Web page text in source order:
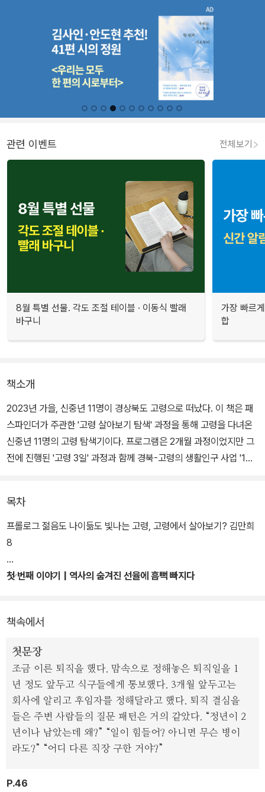
관련 이벤트 전체보기
8월 특별 선물. 각도 조절 테이블 · 이동식 빨래
바구니
가장 빠르
합
책소개
2023년 가을, 신중년 11명이 경상북도 고령으로 떠났다. 이 책은 패
스파인더가 주관한 '고령 살아보기 탐색' 과정을 통해 고령을 다녀온
신중년 11명의 고령 탐색기이다. 프로그램은 2개월 과정이었지만 그
전에 진행된 '고령 3일' 과정과 함께 경북-고령의 생활인구 사업 '1시
11인의 신중년들은 고령의 역사와 문화 예술, 지역 비즈니스, 귀농과
귀촌, 마을 기업과 사회적 경제 등 네 가지 주제로 나눠 일과 활동을
탐색하고 사람들을 만났다. 개실마을 점필재 김종직 선생의 종택을
가고 있는 청년, 시골에서 작은 영화관을 만들어가는 영화인 등 다양
고령을 찾은 신중년들은 단순한 여행이나 관광을 넘어 지역과 인연을
지향한다. 또한 신중년들이 가진 전문성이나 인적 네트워크가 지역의
마을, 청년과 만나 시너지를 낼 수 있는 방법도 함께 고민했다. 신중년
입장에서는 인생 후반 새로운 활동 무대를, 지역은 새로운 인적자원
을 얻게 되는 것이다.
<고령에서 살아보기>는 지난 2020년 발간했던 <남원에서 살아보
기>, 2022년 발간했던 <강릉에서 살아보기>, 2023년에 발간했던
북’ 시리즈의 네 번째 책이다.
목차
프롤로그 젊음도 나이듦도 빛나는 고령, 고령에서 살아보기? 김만희
8
첫 번째 이야기 | 역사의 숨겨진 선율에 흠뻑 빠지다
책속에서
첫문장
조금 이른 퇴직을 했다. 맘속으로 정해놓은 퇴직일을 1
년 정도 앞두고 식구들에게 통보했다. 3개월 앞두고는
회사에 알리고 후임자를 정해달라고 했다. 퇴직 결심을
들은 주변 사람들의 질문 패턴은 거의 같았다. “정년이 2
년이나 남았는데 왜?” “일이 힘들어? 아니면 무슨 병이
라도?” “어디 다른 직장 구한 거야?”
P.46